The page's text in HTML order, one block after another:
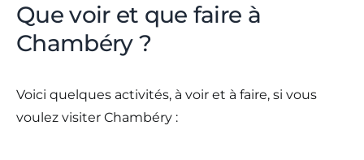
Que voir et que faire à
Chambéry ?
Voici quelques activités, à voir et à faire, si vous
voulez visiter Chambéry :